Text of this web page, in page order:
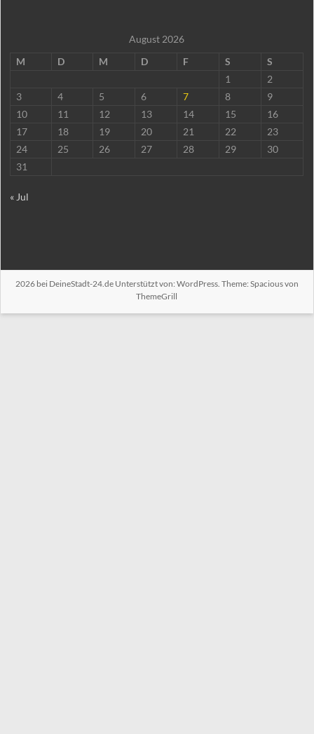
August 2026
M
D M D F S
S
1
2
3
4 5 6 7 8
9
10
11 12 13 14 15
16
17
18 19 20 21 22
23
24
25 26 27 28 29
30
31
« Jul
2026 bei DeineStadt-24.deUnterstützt von: WordPress. Theme: Spacious von
ThemeGrill